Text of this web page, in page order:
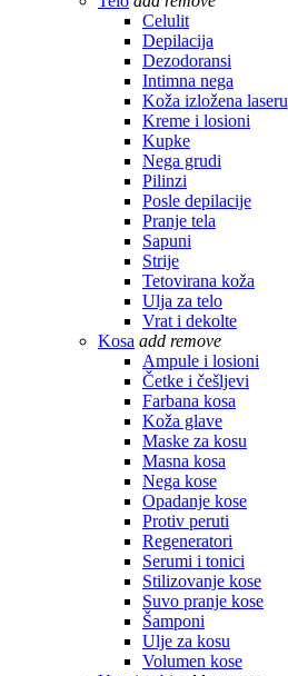
Celulit
Depilacija
Dezodoransi
Intimna nega
Koža izložena laseru
Kreme i losioni
Kupke
Nega grudi
Pilinzi
Posle depilacije
Pranje tela
Sapuni
Strije
Tetovirana koža
Ulja za telo
Vrat i dekolte
Kosa add remove
Ampule i losioni
Četke i češljevi
Farbana kosa
Koža glave
Maske za kosu
Masna kosa
Nega kose
Opadanje kose
Protiv peruti
Regeneratori
Serumi i tonici
Stilizovanje kose
Suvo pranje kose
Šamponi
Ulje za kosu
Volumen kose